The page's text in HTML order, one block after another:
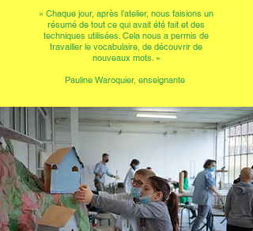
« Chaque jour, après l’atelier, nous faisions un
résumé de tout ce qui avait été fait et des
techniques utilisées. Cela nous a permis de
travailler le vocabulaire, de découvrir de
nouveaux mots. »
Pauline Waroquier, enseignante